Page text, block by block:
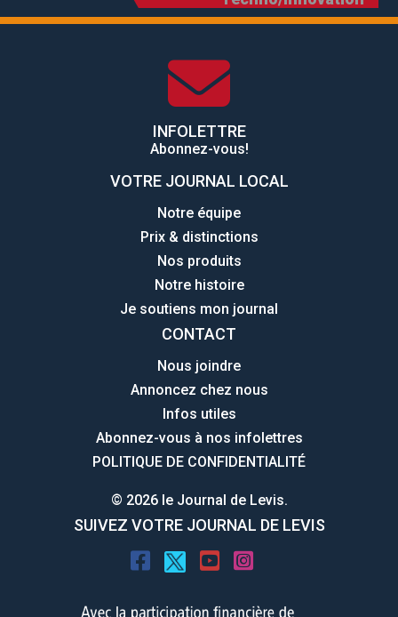
INFOLETTRE
Abonnez-vous!
VOTRE JOURNAL LOCAL
Notre équipe
Prix & distinctions
Nos produits
Notre histoire
Je soutiens mon journal
CONTACT
Nous joindre
Annoncez chez nous
Infos utiles
Abonnez-vous à nos infolettres
POLITIQUE DE CONFIDENTIALITÉ
© 2026 le Journal de Levis.
SUIVEZ VOTRE JOURNAL DE LEVIS